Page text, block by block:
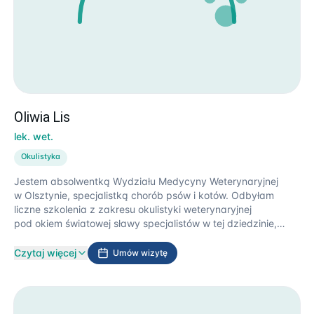
Oliwia Lis
lek. wet.
Okulistyka
Jestem absolwentką Wydziału Medycyny Weterynaryjnej
w Olsztynie, specjalistką chorób psów i kotów. Odbyłam
liczne szkolenia z zakresu okulistyki weterynaryjnej
pod okiem światowej sławy specjalistów w tej dziedzinie,
w Barcelonie czy Animal Health Trust w Newmarket. Jestem
wykładowczynią dla studentów specjalizacji „Choroby
z zakresu okulistyki weterynaryjnej. Od kilku lat prowadzę
Czytaj więcej Umów wizytę